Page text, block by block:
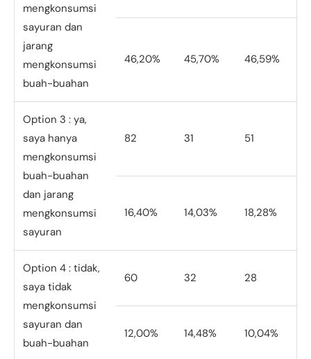
mengkonsumsi
sayuran dan
jarang
mengkonsumsi
buah-buahan
46,20% 45,70% 46,59%
Option 3 : ya,
saya hanya
mengkonsumsi
buah-buahan
dan jarang
mengkonsumsi
sayuran
82 31 51
16,40% 14,03% 18,28%
Option 4 : tidak,
saya tidak
mengkonsumsi
sayuran dan
buah-buahan
60 32 28
12,00% 14,48% 10,04%